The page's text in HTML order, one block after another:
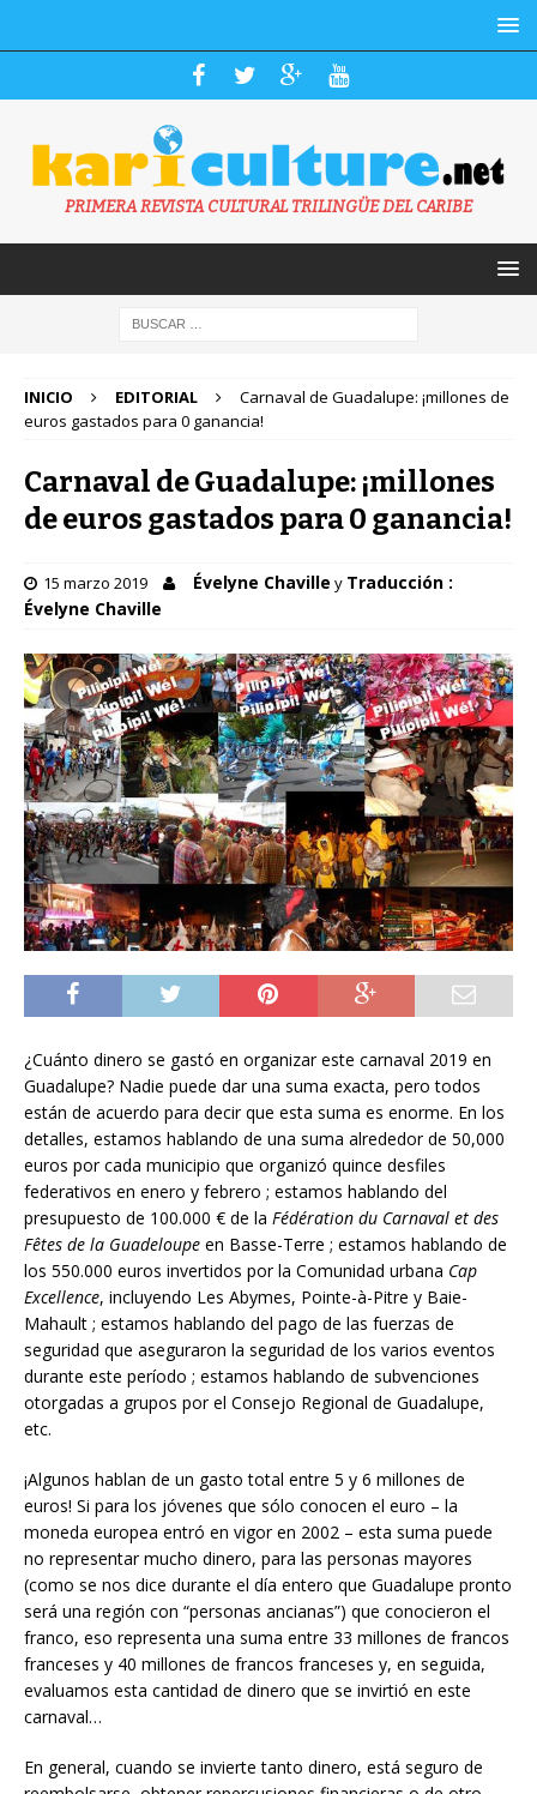
PRIMERA REVISTA CULTURAL TRILINGÜE DEL CARIBE
INICIO EDITORIAL
Carnaval de Guadalupe: ¡millones de
euros gastados para 0 ganancia!
Carnaval de Guadalupe: ¡millones
de euros gastados para 0 ganancia!
15 marzo 2019 Évelyne Chaville y Traducción :
Évelyne Chaville
¿Cuánto dinero se gastó en organizar este carnaval 2019 en
Guadalupe? Nadie puede dar una suma exacta, pero todos
están de acuerdo para decir que esta suma es enorme. En los
detalles, estamos hablando de una suma alrededor de 50,000
euros por cada municipio que organizó quince desfiles
federativos en enero y febrero ; estamos hablando del
presupuesto de 100.000 € de la Fédération du Carnaval et des
Fêtes de la Guadeloupe en Basse-Terre ; estamos hablando de
los 550.000 euros invertidos por la Comunidad urbana Cap
Excellence, incluyendo Les Abymes, Pointe-à-Pitre y Baie-
Mahault ; estamos hablando del pago de las fuerzas de
seguridad que aseguraron la seguridad de los varios eventos
durante este período ; estamos hablando de subvenciones
otorgadas a grupos por el Consejo Regional de Guadalupe,
etc.
¡Algunos hablan de un gasto total entre 5 y 6 millones de
euros! Si para los jóvenes que sólo conocen el euro – la
moneda europea entró en vigor en 2002 – esta suma puede
no representar mucho dinero, para las personas mayores
(como se nos dice durante el día entero que Guadalupe pronto
será una región con “personas ancianas”) que conocieron el
franco, eso representa una suma entre 33 millones de francos
franceses y 40 millones de francos franceses y, en seguida,
evaluamos esta cantidad de dinero que se invirtió en este
carnaval…
En general, cuando se invierte tanto dinero, está seguro de